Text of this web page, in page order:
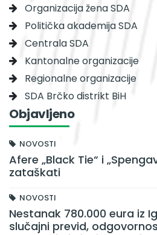
Organizacija žena SDA
Politička akademija SDA
Centrala SDA
Kantonalne organizacije
Regionalne organizacije
SDA Brčko distrikt BiH
Objavljeno
NOVOSTI
Afere „Black Tie“ i
zataškati
NOVOSTI
Nestanak 780.000 eura iz
slučajni previd,